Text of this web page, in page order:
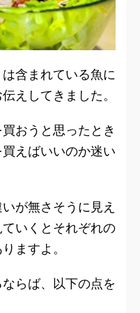
は含まれている魚に
えしてきました。
おうと思ったとき
えばいいのか迷い
が無さそうに見え
いくとそれぞれの
ますよ。
らば、以下の点を